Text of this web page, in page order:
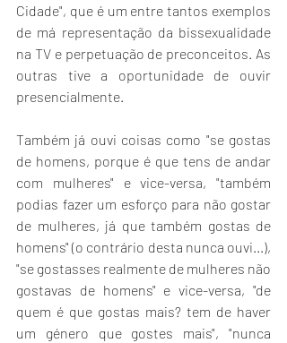
Cidade", que é um entre tantos exemplos
de má representação da bissexualidade
na TV e perpetuação de preconceitos. As
outras tive a oportunidade de ouvir
presencialmente.
Também já ouvi coisas como "se gostas
de homens, porque é que tens de andar
com mulheres" e vice-versa, "também
podias fazer um esforço para não gostar
de mulheres, já que também gostas de
homens" (o contrário desta nunca ouvi...),
"se gostasses realmente de mulheres não
gostavas de homens" e vice-versa, "de
quem é que gostas mais? tem de haver
um género que gostes mais", "nunca